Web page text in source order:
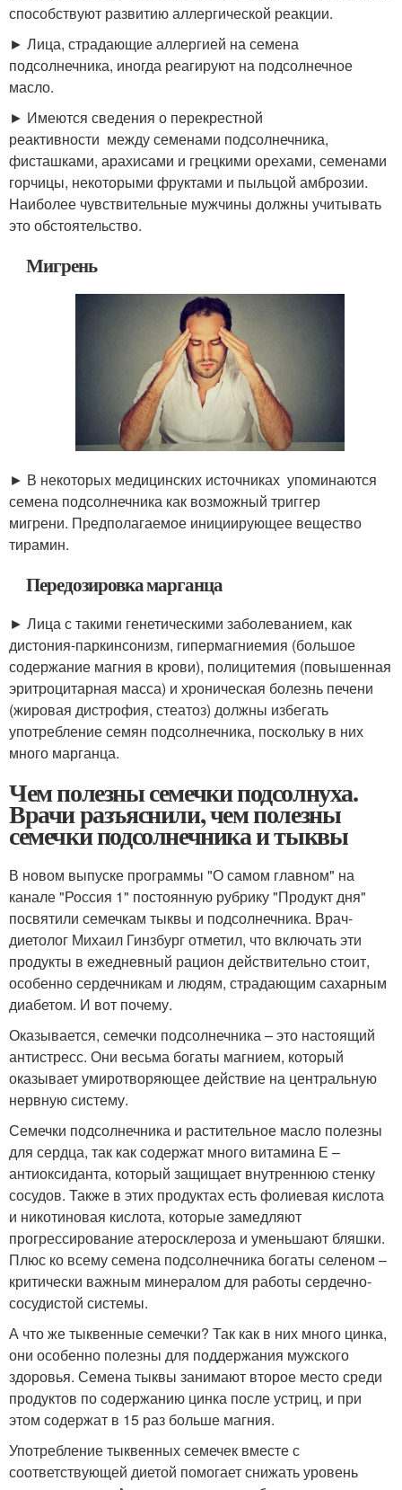
способствуют развитию аллергической реакции.
► Лица, страдающие аллергией на семена
подсолнечника, иногда реагируют на подсолнечное
масло.
► Имеются сведения о перекрестной
реактивности между семенами подсолнечника,
фисташками, арахисами и грецкими орехами, семенами
горчицы, некоторыми фруктами и пыльцой амброзии.
Наиболее чувствительные мужчины должны учитывать
это обстоятельство.
Мигрень
► В некоторых медицинских источниках упоминаются
семена подсолнечника как возможный триггер
мигрени. Предполагаемое инициирующее вещество
тирамин.
Передозировка марганца
► Лица с такими генетическими заболеванием, как
дистония-паркинсонизм, гипермагниемия (большое
содержание магния в крови), полицитемия (повышенная
эритроцитарная масса) и хроническая болезнь печени
(жировая дистрофия, стеатоз) должны избегать
употребление семян подсолнечника, поскольку в них
много марганца.
Чем полезны семечки подсолнуха.
Врачи разъяснили, чем полезны
семечки подсолнечника и тыквы
В новом выпуске программы "О самом главном" на
канале "Россия 1" постоянную рубрику "Продукт дня"
посвятили семечкам тыквы и подсолнечника. Врач-
диетолог Михаил Гинзбург отметил, что включать эти
продукты в ежедневный рацион действительно стоит,
особенно сердечникам и людям, страдающим сахарным
диабетом. И вот почему.
Оказывается, семечки подсолнечника – это настоящий
антистресс. Они весьма богаты магнием, который
оказывает умиротворяющее действие на центральную
нервную систему.
Семечки подсолнечника и растительное масло полезны
для сердца, так как содержат много витамина Е –
антиоксиданта, который защищает внутреннюю стенку
сосудов. Также в этих продуктах есть фолиевая кислота
и никотиновая кислота, которые замедляют
прогрессирование атеросклероза и уменьшают бляшки.
Плюс ко всему семена подсолнечника богаты селеном –
критически важным минералом для работы сердечно-
сосудистой системы.
А что же тыквенные семечки? Так как в них много цинка,
они особенно полезны для поддержания мужского
здоровья. Семена тыквы занимают второе место среди
продуктов по содержанию цинка после устриц, и при
этом содержат в 15 раз больше магния.
Употребление тыквенных семечек вместе с
соответствующей диетой помогает снижать уровень